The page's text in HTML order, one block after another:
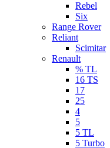
Rebel
Six
Range Rover
Reliant
Scimitar
Renault
% TL
16 TS
17
25
4
5
5 TL
5 Turbo